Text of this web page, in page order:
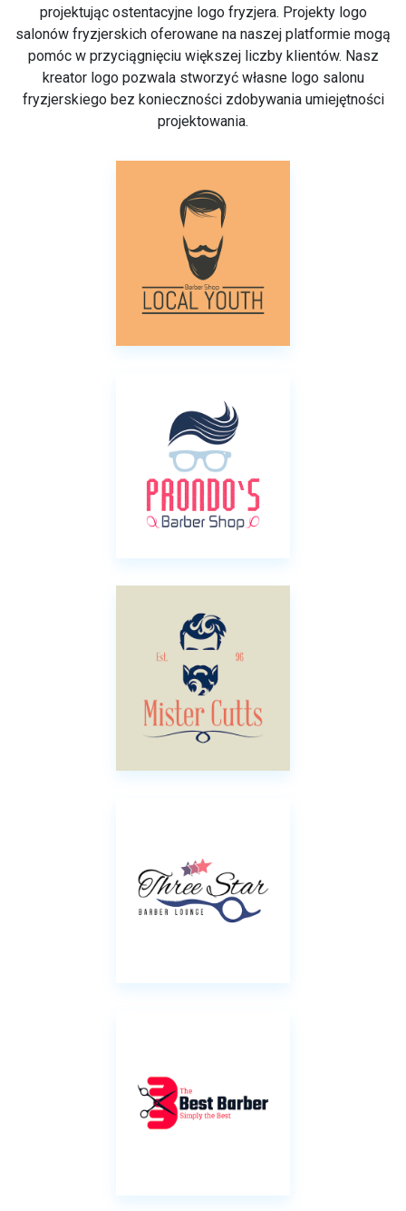
projektując ostentacyjne logo fryzjera. Projekty logo
salonów fryzjerskich oferowane na naszej platformie mogą
pomóc w przyciągnięciu większej liczby klientów. Nasz
kreator logo pozwala stworzyć własne logo salonu
fryzjerskiego bez konieczności zdobywania umiejętności
projektowania.